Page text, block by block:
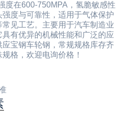
度在600-750MPA，氢脆敏感性
度与可靠性，适用于气体保护
见工艺。主要用于汽车制造业
有优异的机械性能和广泛的应
应宝钢车轮钢，常规规格库存齐
格，欢迎电询价格！